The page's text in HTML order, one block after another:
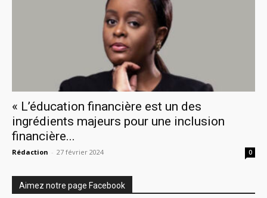
« L’éducation financière est un des
ingrédients majeurs pour une inclusion
financière...
Rédaction - 27 février 2024 0
Aimez notre page Facebook